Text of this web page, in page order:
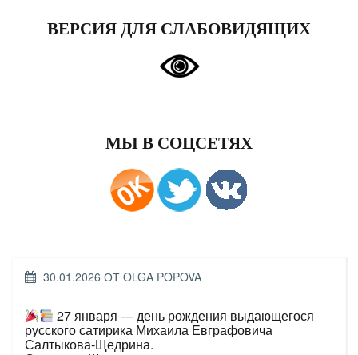
ВЕРСИЯ ДЛЯ СЛАБОВИДЯЩИХ
МЫ В СОЦСЕТЯХ
ОПУБЛИКОВАНО
30.01.2026 ОТ OLGA POPOVA
27 января — день рождения выдающегося
русского сатирика Михаила Евграфовича
Салтыкова‑Щедрина.